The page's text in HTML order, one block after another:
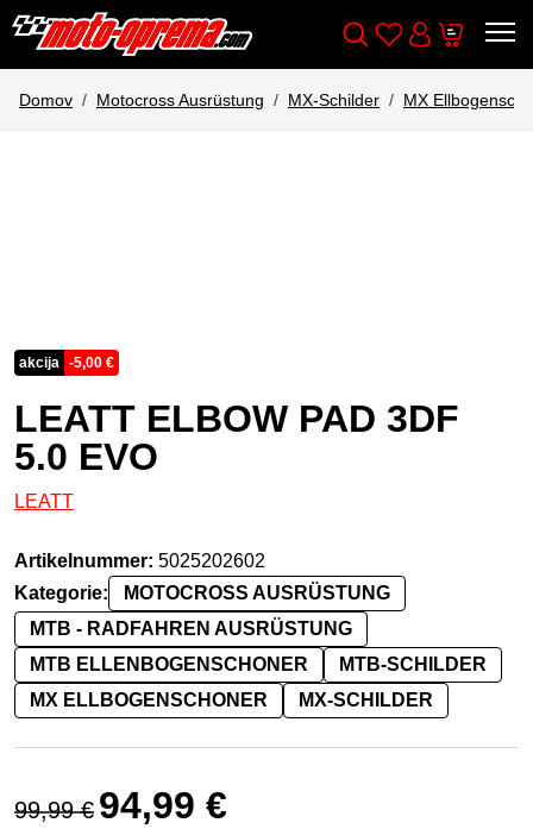
Wishlist
Cart
Domov Motocross Ausrüstung MX-Schilder MX
akcija -5,00 €
LEATT ELBOW PAD 3DF
5.0 EVO
LEATT
Artikelnummer: 5025202602
Kategorie:
MOTOCROSS AUSRÜSTUNG
MTB - RADFAHREN AUSRÜSTUNG
MTB ELLENBOGENSCHONER
MTB-SCHILDER
MX ELLBOGENSCHONER
MX-SCHILDER
99,99€
Ursprünglicher Preis war: 99,99 €
94,99 €